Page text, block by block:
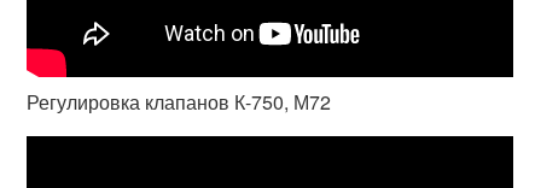
Регулировка клапанов К-750, М72